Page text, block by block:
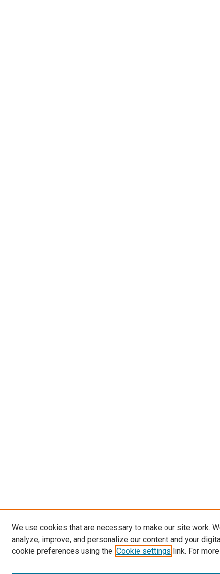
We use cookies that are necessary to make our site work.
analyze, improve, and personalize our content and your
cookie preferences using the Cookie settings link. For